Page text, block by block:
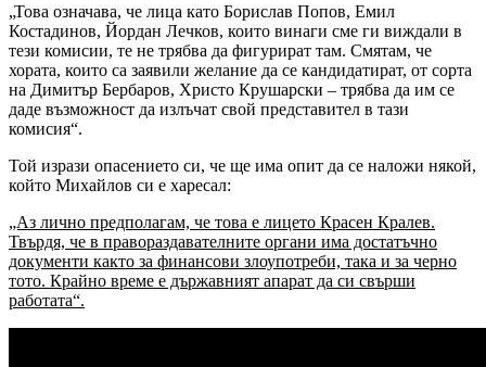
„Това означава, че лица като Борислав Попов, Емил
Костадинов, Йордан Лечков, които винаги сме ги виждали в
тези комисии, те не трябва да фигурират там. Смятам, че
хората, които са заявили желание да се кандидатират, от сорта
на Димитър Бербаров, Христо Крушарски – трябва да им се
даде възможност да излъчат свой представител в тази
комисия“.
Той изрази опасението си, че ще има опит да се наложи някой,
който Михайлов си е харесал:
„Аз лично предполагам, че това е лицето Красен Кралев.
Твърдя, че в правораздавателните органи има достатъчно
документи както за финансови злоупотреби, така и за черно
тото. Крайно време е държавният апарат да си свърши
работата“.